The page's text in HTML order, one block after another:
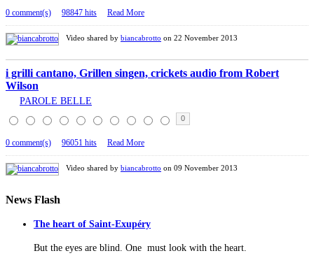
0 comment(s) 98847 hits Read More
Video shared by biancabrotto on 22 November 2013
i grilli cantano, Grillen singen, crickets audio from Robert
Wilson
PAROLE BELLE
0
0 comment(s) 96051 hits Read More
Video shared by biancabrotto on 09 November 2013
News Flash
The heart of Saint-Exupéry
But the eyes are blind. One must look with the heart.